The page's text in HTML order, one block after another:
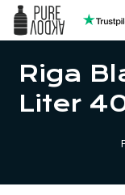
Riga
Liter